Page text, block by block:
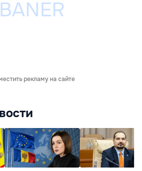
рекламу на сайте